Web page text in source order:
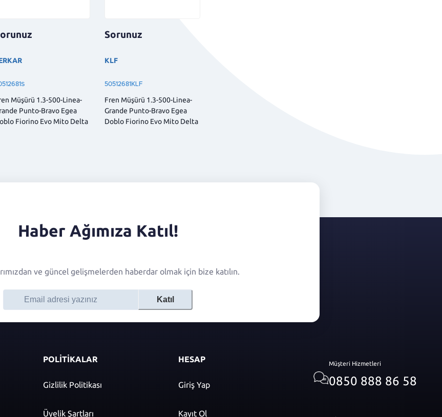
Müşürü 1.3-500-Linea-
Punto-Bravo Egea
Fiorino Evo Mito Delta
Sorunuz
KLF
50512681KLF
Fren Müşürü 1.3-500-Linea-
Grande Punto-Bravo Egea
Doblo Fiorino Evo Mito Delta
Haber Ağımıza Katıl!
ve güncel gelişmelerden haberdar olmak için bize katılın.
Katıl
POLİTİKALAR
Gizlilik Politikası
Üyelik Şartları
HESAP
Giriş Yap
Kayıt Ol
Müşteri Hizmetleri
0850 888 86 58